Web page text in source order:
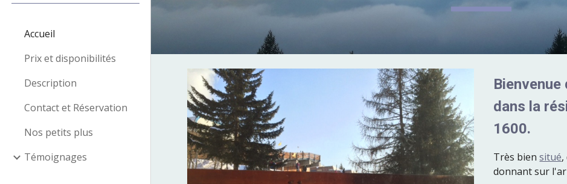
Accueil
Prix et disponibilités
Description
Contact et Réservation
Nos petits plus
Témoignages
dans la
1600.
Très bien situé
donnant sur